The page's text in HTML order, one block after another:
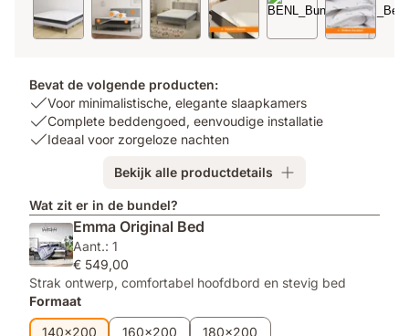
Bevat de volgende producten:
USP
1:
Voor
Voor minimalistische, elegante slaapkamers
USP
2:
installatie
Complete beddengoed, eenvoudige installatie
USP
zorgeloze
nachten
Ideaal voor zorgeloze nachten
Bekijk alle productdetails
Wat zit er in de bundel?
Emma Original Bed
Aant.: 1
€ 549,00
Strak ontwerp, comfortabel hoofdbord en stevig bed
Formaat
140x200
160x200
180x200